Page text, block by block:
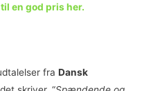
en god pris her.
fra Dansk